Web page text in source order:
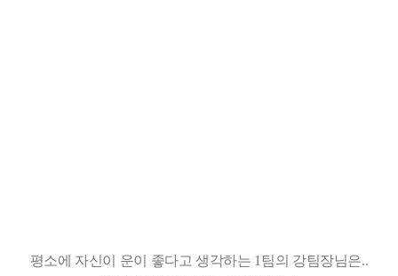
평소에 자신이 운이 좋다고 생각하는 1팀의 강팀장님은..